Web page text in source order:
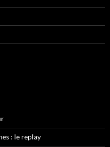
: le replay